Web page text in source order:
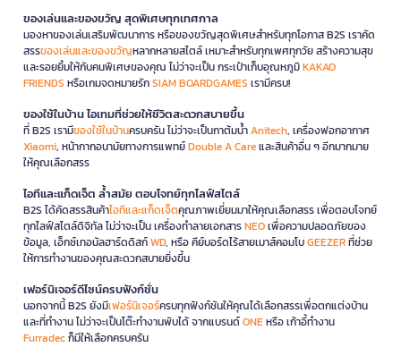
ของเล่นและของขวัญ สุดพิเศษทุกเทศกาล
มองหาของเล่นเสริมพัฒนาการ หรือของขวัญสุดพิเศษสำหรับทุกโอกาส B2S เราคัด
สรรของเล่นและของขวัญหลากหลายสไตล์ เหมาะสำหรับทุกเพศทุกวัย สร้างความสุข
และรอยยิ้มให้กับคนพิเศษของคุณ ไม่ว่าจะเป็น กระเป๋าเก็บอุณหภูมิKAKAO
FRIENDS หรือเกมจดหมายรักSIAM BOARDGAMES เรามีครบ!
ของใช้ในบ้าน ไอเทมที่ช่วยให้ชีวิตสะดวกสบายขึ้น
ที่ B2S เรามีของใช้ในบ้านครบครัน ไม่ว่าจะเป็นกาต้มน้ำAnitech, เครื่องฟอกอากาศ
Xiaomi, หน้ากากอนามัยทางการแพทย์Double A Careและสินค้าอื่น ๆ อีกมากมาย
ให้คุณเลือกสรร
ไอทีและแก็ดเจ็ต ล้ำสมัย ตอบโจทย์ทุกไลฟ์สไตล์
B2S ได้คัดสรรสินค้าไอทีและแก็ดเจ็ตคุณภาพเยี่ยมมาให้คุณเลือกสรร เพื่อตอบโจทย์
ทุกไลฟ์สไตล์ดิจิทัล ไม่ว่าจะเป็น เครื่องทำลายเอกสารNEOเพื่อความปลอดภัยของ
ข้อมูล, เอ็กซ์เทอนัลฮาร์ดดิสก์WD, หรือ คีย์บอร์ดไร้สายเมาส์คอมโบGEEZERที่ช่วย
ให้การทำงานของคุณสะดวกสบายยิ่งขึ้น
เฟอร์นิเจอร์ดีไซน์ครบฟังก์ชั่น
นอกจากนี้ B2S ยังมีเฟอร์นิเจอร์ครบทุกฟังก์ชันให้คุณได้เลือกสรรเพื่อตกแต่งบ้าน
และที่ทำงาน ไม่ว่าจะเป็นโต๊ะทำงานพับได้ จากแบรนด์ONEหรือ เก้าอี้ทำงาน
Furradecก็มีให้เลือกครบครัน